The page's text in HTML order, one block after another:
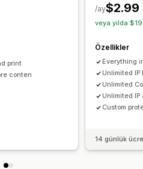
Geliştirici araçları
IP erişimi
print
conten
$2.99
/ay
veya yılda
Özellikler
Everything
Unlimited IP
Unlimited
Unlimited
Custom
14 günlük